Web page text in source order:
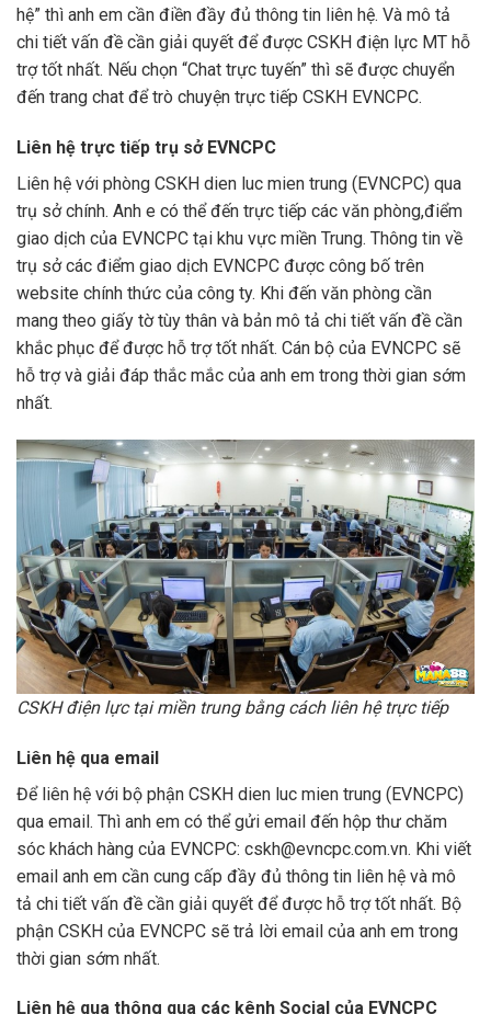
hệ” thì anh em cần điền đầy đủ thông tin liên hệ. Và mô tả
chi tiết vấn đề cần giải quyết để được CSKH điện lực MT hỗ
trợ tốt nhất. Nếu chọn “Chat trực tuyến” thì sẽ được chuyển
đến trang chat để trò chuyện trực tiếp CSKH EVNCPC.
Liên hệ trực tiếp trụ sở EVNCPC
Liên hệ với phòng CSKH dien luc mien trung (EVNCPC) qua
trụ sở chính. Anh e có thể đến trực tiếp các văn phòng,điểm
giao dịch của EVNCPC tại khu vực miền Trung. Thông tin về
trụ sở các điểm giao dịch EVNCPC được công bố trên
website chính thức của công ty. Khi đến văn phòng cần
mang theo giấy tờ tùy thân và bản mô tả chi tiết vấn đề cần
khắc phục để được hỗ trợ tốt nhất. Cán bộ của EVNCPC sẽ
hỗ trợ và giải đáp thắc mắc của anh em trong thời gian sớm
nhất.
CSKH điện lực tại miền trung bằng cách liên hệ trực tiếp
Liên hệ qua email
Để liên hệ với bộ phận CSKH dien luc mien trung (EVNCPC)
qua email. Thì anh em có thể gửi email đến hộp thư chăm
sóc khách hàng của EVNCPC: cskh@evncpc.com.vn. Khi viết
email anh em cần cung cấp đầy đủ thông tin liên hệ và mô
tả chi tiết vấn đề cần giải quyết để được hỗ trợ tốt nhất. Bộ
phận CSKH của EVNCPC sẽ trả lời email của anh em trong
thời gian sớm nhất.
Liên hệ qua thông qua các kênh Social của EVNCPC